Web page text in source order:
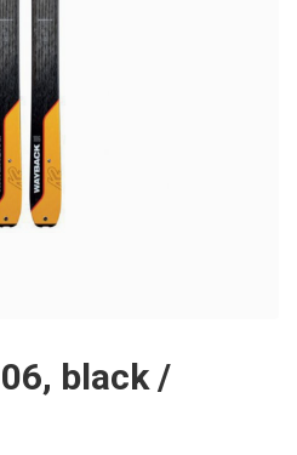
black /